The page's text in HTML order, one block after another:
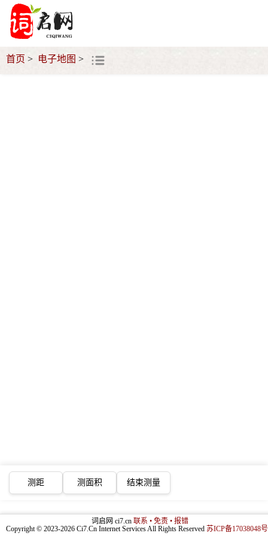
首页 电子地图
测距 测面积 结束测量
词启网 ci7.cn 联系 • 免责 • 报错
Copyright © 2023-2026 Ci7.Cn Internet Services All Rights Reserved 苏ICP备17038048